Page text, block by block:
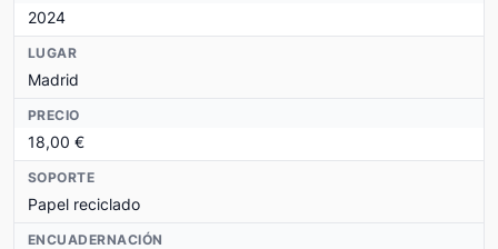
2024
LUGAR
Madrid
PRECIO
18,00 €
SOPORTE
Papel reciclado
ENCUADERNACIÓN